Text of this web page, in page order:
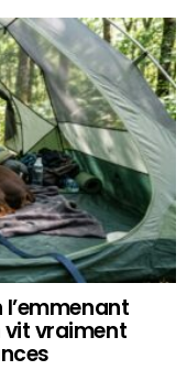
vit vraiment